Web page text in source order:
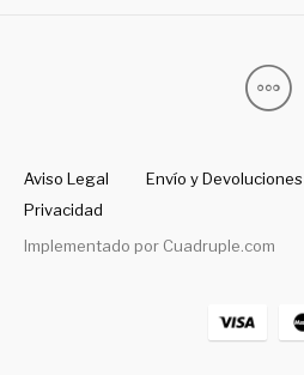
Aviso Legal Envío y Devoluciones
Privacidad
Implementado por Cuadruple.com